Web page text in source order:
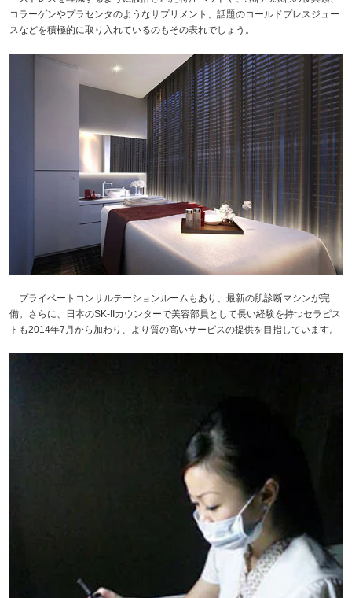
コラーゲンやプラセンタのようなサプリメント、話題のコールドプレスジュー
スなどを積極的に取り入れているのもその表れでしょう。
プライベートコンサルテーションルームもあり、最新の肌診断マシンが完
備。さらに、日本のSK-IIカウンターで美容部員として長い経験を持つセラピス
トも2014年7月から加わり、より質の高いサービスの提供を目指しています。